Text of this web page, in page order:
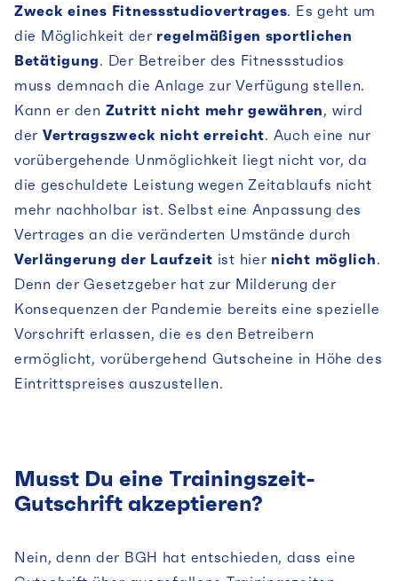
Zweck eines Fitnessstudiovertrages. Es geht um
die Möglichkeit der regelmäßigen sportlichen
Betätigung. Der Betreiber des Fitnessstudios
muss demnach die Anlage zur Verfügung stellen.
Kann er den Zutritt nicht mehr gewähren, wird
der Vertragszweck nicht erreicht. Auch eine nur
vorübergehende Unmöglichkeit liegt nicht vor, da
die geschuldete Leistung wegen Zeitablaufs nicht
mehr nachholbar ist. Selbst eine Anpassung des
Vertrages an die veränderten Umstände durch
Verlängerung der Laufzeit ist hier nicht möglich.
Denn der Gesetzgeber hat zur Milderung der
Konsequenzen der Pandemie bereits eine spezielle
Vorschrift erlassen, die es den Betreibern
ermöglicht, vorübergehend Gutscheine in Höhe des
Eintrittspreises auszustellen.
Musst Du eine Trainingszeit-
Gutschrift akzeptieren?
Nein, denn der BGH hat entschieden, dass eine